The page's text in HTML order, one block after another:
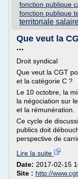
fonction publique
fonction publique
territoriale
Que veut la
...
Droit syndical
Que veut la CGT
et la catégorie C ?
Le 10 octobre, la
la négociation sur
et la rémunération.
Ce cycle de
publics doit
perspective de
Lire la suite
Date: 2017-02-15
Site : http://